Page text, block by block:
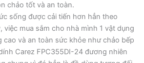
chảo tốt và an toàn.
sống được cải tiến hơn hẳn theo
việc mua sắm cho nhà mình 1 vật dụng
cao và an toàn sức khỏe như chảo bếp
Carez FPC355DI-24 đương nhiên